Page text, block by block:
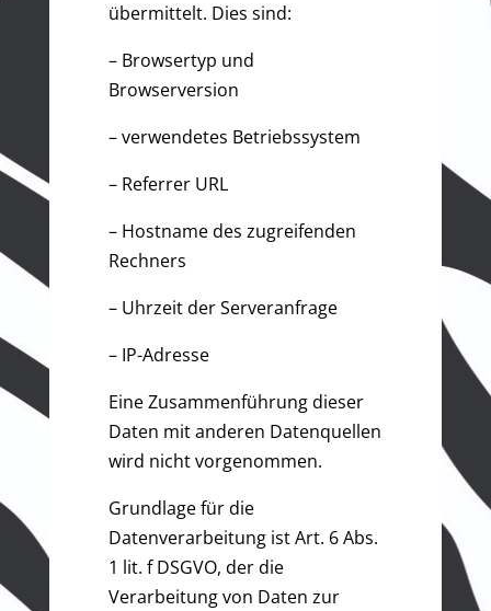
übermittelt. Dies sind:
– Browsertyp und
Browserversion
– verwendetes Betriebssystem
– Referrer URL
– Hostname des zugreifenden
Rechners
– Uhrzeit der Serveranfrage
– IP-Adresse
Eine Zusammenführung dieser
Daten mit anderen Datenquellen
wird nicht vorgenommen.
Grundlage für die
Datenverarbeitung ist Art. 6 Abs.
1 lit. f DSGVO, der die
Verarbeitung von Daten zur